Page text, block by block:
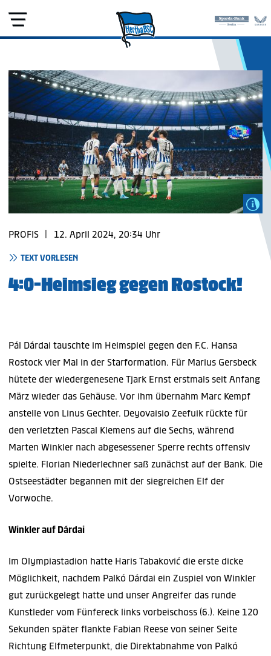
PROFIS 12. April 2024, 20:34 Uhr
TEXT VORLESEN
4:0-Heimsieg gegen Rostock!
Pál Dárdai tauschte im Heimspiel gegen den F.C. Hansa
Rostock vier Mal in der Starformation. Für Marius Gersbeck
hütete der wiedergenesene Tjark Ernst erstmals seit Anfang
März wieder das Gehäuse. Vor ihm übernahm Marc Kempf
anstelle von Linus Gechter. Deyovaisio Zeefuik rückte für
den verletzten Pascal Klemens auf die Sechs, während
Marten Winkler nach abgesessener Sperre rechts offensiv
spielte. Florian Niederlechner saß zunächst auf der Bank. Die
Ostseestädter begannen mit der siegreichen Elf der
Vorwoche.
Winkler auf Dárdai
Im Olympiastadion hatte Haris Tabaković die erste dicke
Möglichkeit, nachdem Palkó Dárdai ein Zuspiel von Winkler
gut zurückgelegt hatte und unser Angreifer das runde
Kunstleder vom Fünfereck links vorbeischoss (6.). Keine 120
Sekunden später flankte Fabian Reese von seiner Seite
Richtung Elfmeterpunkt, die Direktabnahme von Palkó